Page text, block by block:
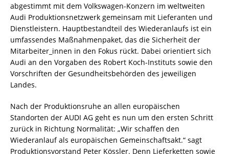
abgestimmt mit dem Volkswagen-Konzern im weltweiten
Audi Produktionsnetzwerk gemeinsam mit Lieferanten und
Dienstleistern. Hauptbestandteil des Wiederanlaufs ist ein
umfassendes Maßnahmenpaket, das die Sicherheit der
Mitarbeiter_innen in den Fokus rückt. Dabei orientiert sich
Audi an den Vorgaben des Robert Koch-Instituts sowie den
Vorschriften der Gesundheitsbehörden des jeweiligen
Landes.
Nach der Produktionsruhe an allen europäischen
Standorten der AUDI AG geht es nun um den ersten Schritt
zurück in Richtung Normalität: „Wir schaffen den
Wiederanlauf als europäischen Gemeinschaftsakt.“ sagt
Produktionsvorstand Peter Kössler. Denn Lieferketten sowie